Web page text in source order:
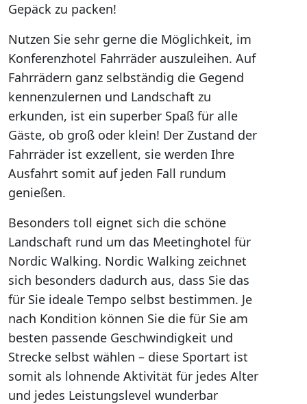
Gepäck zu packen!
Nutzen Sie sehr gerne die Möglichkeit, im
Konferenzhotel Fahrräder auszuleihen. Auf
Fahrrädern ganz selbständig die Gegend
kennenzulernen und Landschaft zu
erkunden, ist ein superber Spaß für alle
Gäste, ob groß oder klein! Der Zustand der
Fahrräder ist exzellent, sie werden Ihre
Ausfahrt somit auf jeden Fall rundum
genießen.
Besonders toll eignet sich die schöne
Landschaft rund um das Meetinghotel für
Nordic Walking. Nordic Walking zeichnet
sich besonders dadurch aus, dass Sie das
für Sie ideale Tempo selbst bestimmen. Je
nach Kondition können Sie die für Sie am
besten passende Geschwindigkeit und
Strecke selbst wählen – diese Sportart ist
somit als lohnende Aktivität für jedes Alter
und jedes Leistungslevel wunderbar